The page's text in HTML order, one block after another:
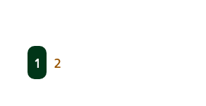
1 2